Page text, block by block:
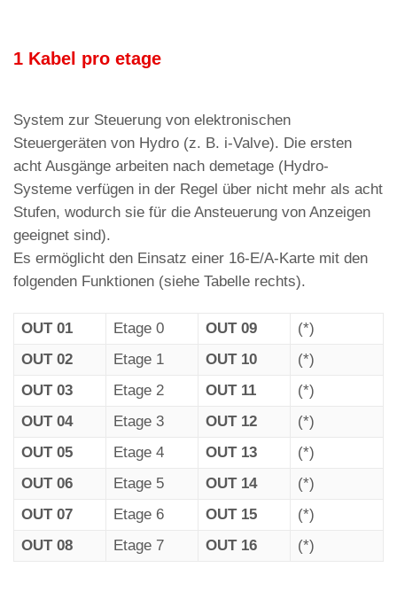
1 Kabel pro etage
System zur Steuerung von elektronischen
Steuergeräten von Hydro (z. B. i-Valve). Die ersten
acht Ausgänge arbeiten nach demetage (Hydro-
Systeme verfügen in der Regel über nicht mehr als acht
Stufen, wodurch sie für die Ansteuerung von Anzeigen
geeignet sind).
Es ermöglicht den Einsatz einer 16-E/A-Karte mit den
folgenden Funktionen (siehe Tabelle rechts).
OUT 01 Etage 0 OUT 09
(*)
OUT 02
Etage 1 OUT 10
(*)
OUT 03
Etage 2 OUT 11
(*)
OUT 04
Etage 3 OUT 12
(*)
OUT 05
Etage 4 OUT 13
(*)
OUT 06
Etage 5 OUT 14
(*)
OUT 07
Etage 6 OUT 15
(*)
OUT 08
Etage 7 OUT 16 (*)